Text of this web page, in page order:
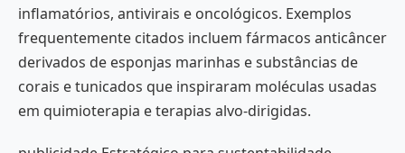
inflamatórios, antivirais e oncológicos. Exemplos
frequentemente citados incluem fármacos anticâncer
derivados de esponjas marinhas e substâncias de
corais e tunicados que inspiraram moléculas usadas
em quimioterapia e terapias alvo-dirigidas.